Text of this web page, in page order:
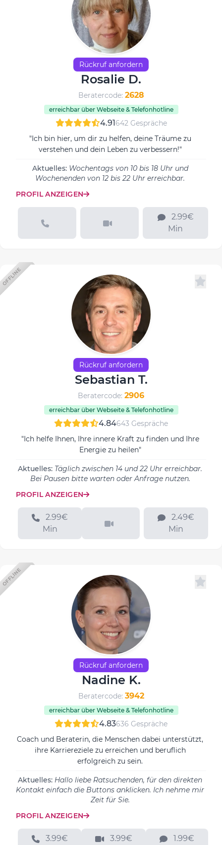
Rückruf anfordern
Rosalie D.
Beratercode: 2628
erreichbar über Webseite & Telefonhotline
4.91642 Gespräche
"Ich bin hier, um dir zu helfen, deine Träume zu
verstehen und dein Leben zu verbessern!"
Aktuelles: Wochentags von 10 bis 18 Uhr und
Wochenenden von 12 bis 22 Uhr erreichbar.
PROFIL ANZEIGEN
Min
OFFLINE
Rückruf anfordern
Sebastian T.
Beratercode: 2906
erreichbar über Webseite & Telefonhotline
4.84643 Gespräche
"Ich helfe Ihnen, Ihre innere Kraft zu finden und Ihre
Energie zu heilen"
Aktuelles: Täglich zwischen 14 und 22 Uhr erreichbar.
Bei Pausen bitte warten oder Anfrage nutzen.
PROFIL ANZEIGEN
2.99€
Min
Min
OFFLINE
Rückruf anfordern
Nadine K.
Beratercode: 3942
erreichbar über Webseite & Telefonhotline
4.83636 Gespräche
Coach und Beraterin, die Menschen dabei unterstützt,
ihre Karriereziele zu erreichen und beruflich
erfolgreich zu sein.
Aktuelles: Hallo liebe Ratsuchenden, für den direkten
Kontakt einfach die Buttons anklicken. Ich nehme mir
Zeit für Sie.
PROFIL ANZEIGEN
1.99€